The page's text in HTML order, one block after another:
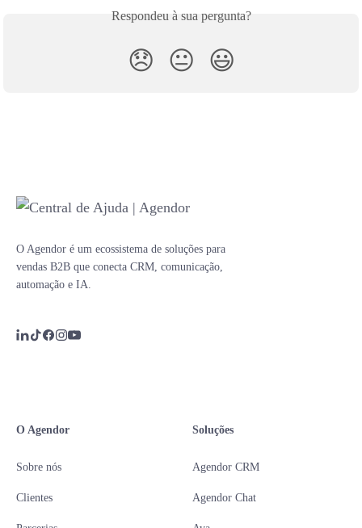
Respondeu à sua pergunta?
😞 😐 😃
O Agendor é um ecossistema de soluções para
vendas B2B que conecta CRM, comunicação,
automação e IA.
O Agendor
Sobre nós
Clientes
Soluções
Agendor CRM
Agendor Chat